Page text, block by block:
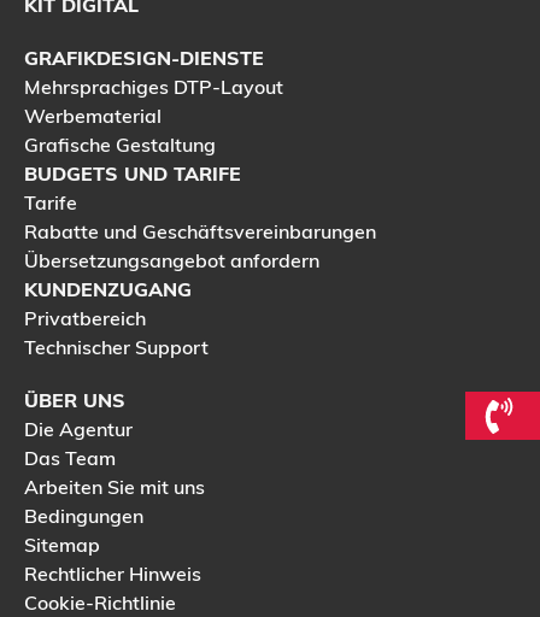
GRAFIKDESIGN-DIENSTE
Mehrsprachiges DTP-Layout
Werbematerial
Grafische Gestaltung
BUDGETS UND TARIFE
Tarife
Rabatte und Geschäftsvereinbarungen
Übersetzungsangebot anfordern
KUNDENZUGANG
Privatbereich
Technischer Support
ÜBER UNS
Die Agentur
Das Team
Arbeiten Sie mit uns
Bedingungen
Sitemap
Rechtlicher Hinweis
Cookie-Richtlinie